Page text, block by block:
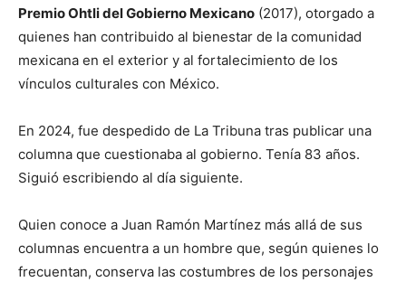
Premio Ohtli del Gobierno Mexicano (2017), otorgado a
quienes han contribuido al bienestar de la comunidad
mexicana en el exterior y al fortalecimiento de los
vínculos culturales con México.
En 2024, fue despedido de La Tribuna tras publicar una
columna que cuestionaba al gobierno. Tenía 83 años.
Siguió escribiendo al día siguiente.
Quien conoce a Juan Ramón Martínez más allá de sus
columnas encuentra a un hombre que, según quienes lo
frecuentan, conserva las costumbres de los personajes